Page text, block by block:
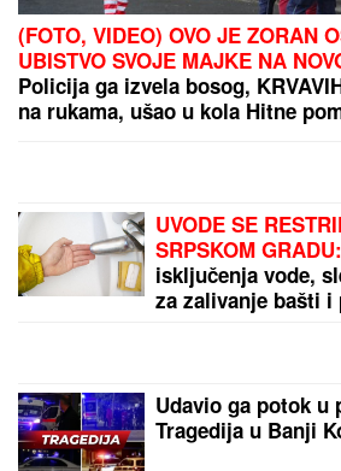
(FOTO, VIDEO) OVO JE ZORAN
UBISTVO SVOJE MAJKE NA
Policija ga izvela bosog,
na rukama, ušao u kola Hitne
UVODE SE
SRPSKOM GRADU:
isključenja vode,
za zalivanje bašti i
Udavio ga potok u
Tragedija u Banji